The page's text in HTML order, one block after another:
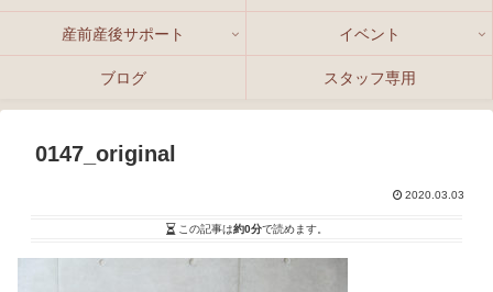
産前産後サポート イベント
ブログ スタッフ専用
0147_original
2020.03.03
この記事は約0分で読めます。